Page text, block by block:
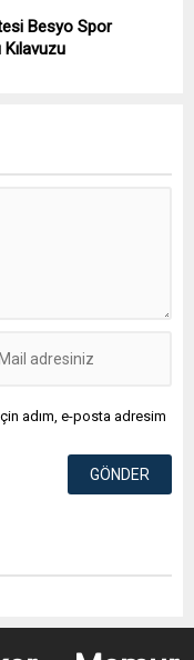
Besyo Spor
Kılavuzu
adım, e-posta adresim